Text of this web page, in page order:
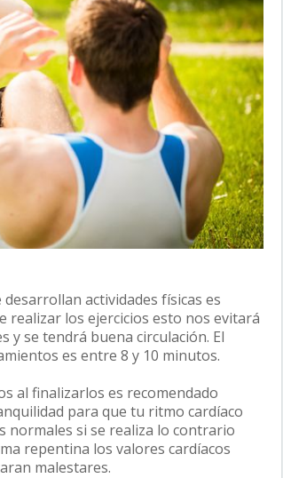
actividades físicas es
realizar los ejercicios esto nos evitará
y se tendrá buena circulación. El
es entre 8 y 10 minutos.
al finalizarlos es recomendado
para que tu ritmo cardíaco
normales si se realiza lo contrario
repentina los valores cardíacos
malestares.